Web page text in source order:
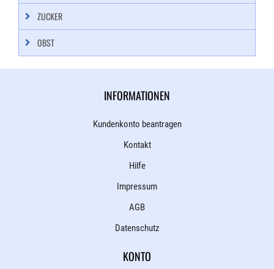
ZUCKER
OBST
INFORMATIONEN
Kundenkonto beantragen
Kontakt
Hilfe
Impressum
AGB
Datenschutz
KONTO